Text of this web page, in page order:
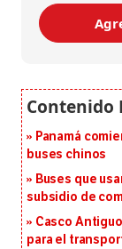
Panamá
buses chinos
Buses que
subsidio de
Casco
para el